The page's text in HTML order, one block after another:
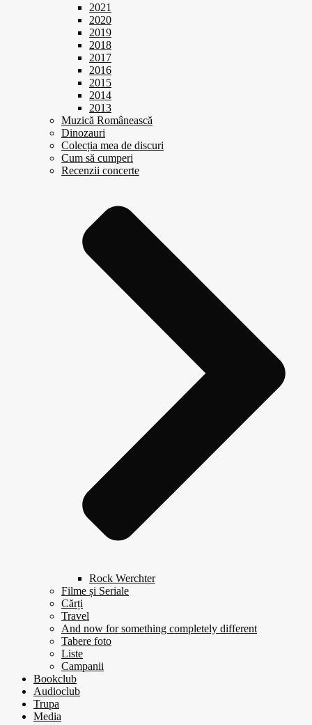
2021
2020
2019
2018
2017
2016
2015
2014
2013
Muzică Românească
Dinozauri
Colecția mea de discuri
Cum să cumperi
Recenzii concerte
Rock Werchter
Filme și Seriale
Cărți
Travel
And now for something completely different
Tabere foto
Liste
Campanii
Bookclub
Audioclub
Trupa
Media